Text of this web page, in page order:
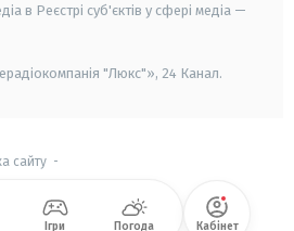
в Реєстрі суб'єктів у сфері медіа —
"Люкс"», 24 Канал.
сайту-
Ігри Погода Кабінет